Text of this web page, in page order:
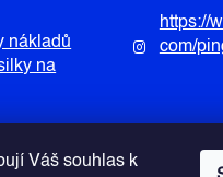
Váš souhlas k
nákladů
na
https://
com/